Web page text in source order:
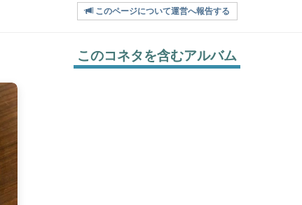
このページについて運営へ報告する
このコネタを含むアルバム